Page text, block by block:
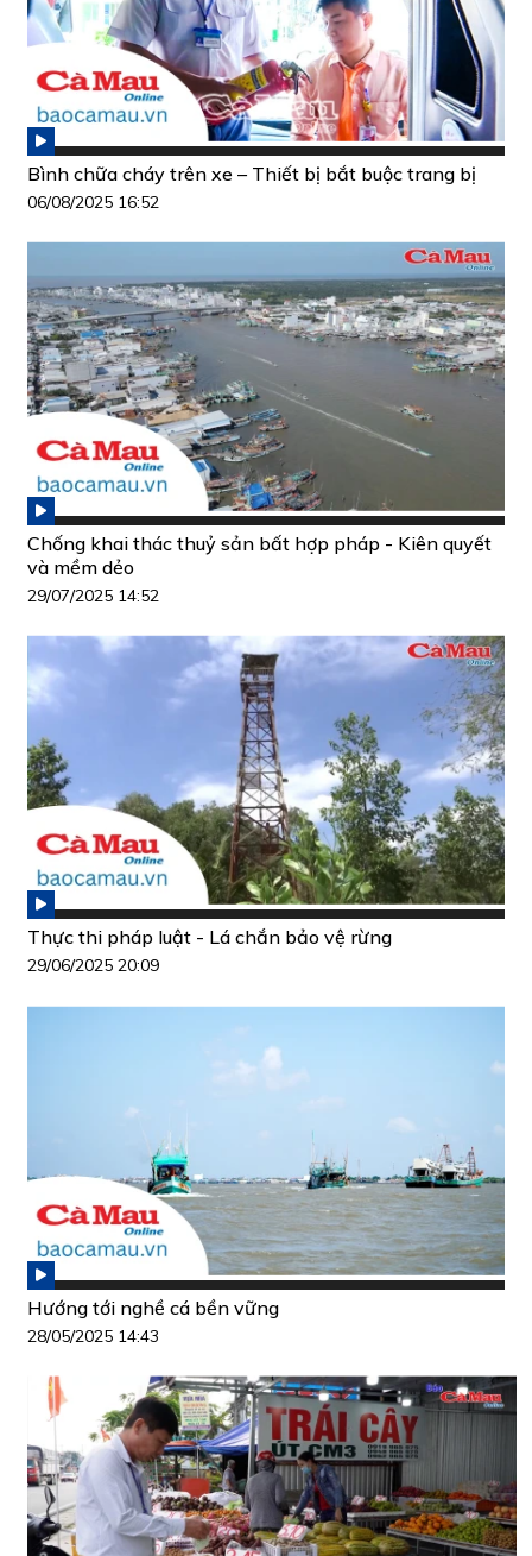
Bình chữa cháy trên xe – Thiết bị bắt buộc trang bị
06/08/2025 16:52
Chống khai thác thuỷ sản bất hợp pháp - Kiên quyết
và mềm dẻo
29/07/2025 14:52
Thực thi pháp luật - Lá chắn bảo vệ rừng
29/06/2025 20:09
Hướng tới nghề cá bền vững
28/05/2025 14:43